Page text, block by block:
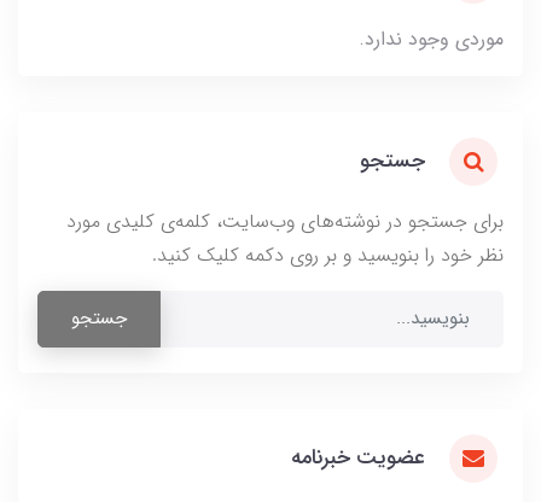
موردی وجود ندارد.
جستجو
برای جستجو در نوشته‌های وب‌سایت، کلمه‌ی کلیدی مورد
نظر خود را بنویسید و بر روی دکمه کلیک کنید.
جستجو
عضویت خبرنامه